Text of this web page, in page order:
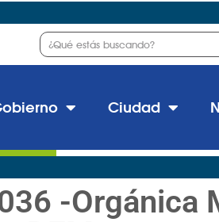
Ciudad
-Orgánica